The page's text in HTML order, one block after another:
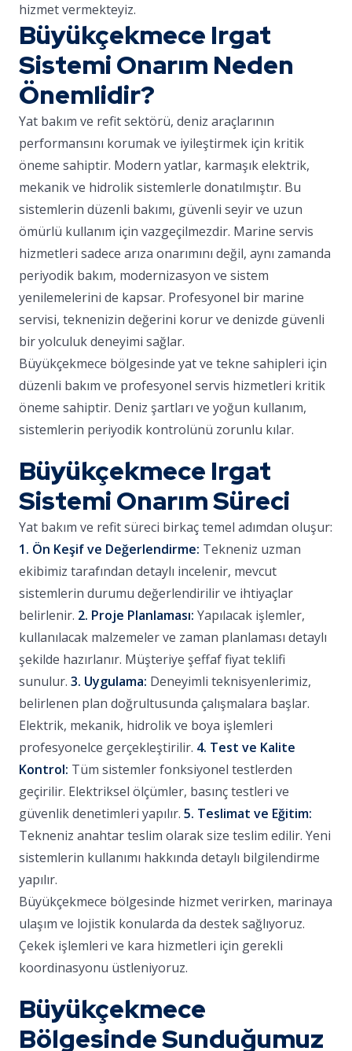
hizmet vermekteyiz.
Büyükçekmece Irgat
Sistemi Onarım Neden
Önemlidir?
Yat bakım ve refit sektörü, deniz araçlarının
performansını korumak ve iyileştirmek için kritik
öneme sahiptir. Modern yatlar, karmaşık elektrik,
mekanik ve hidrolik sistemlerle donatılmıştır. Bu
sistemlerin düzenli bakımı, güvenli seyir ve uzun
ömürlü kullanım için vazgeçilmezdir. Marine servis
hizmetleri sadece arıza onarımını değil, aynı zamanda
periyodik bakım, modernizasyon ve sistem
yenilemelerini de kapsar. Profesyonel bir marine
servisi, teknenizin değerini korur ve denizde güvenli
bir yolculuk deneyimi sağlar.
Büyükçekmece bölgesinde yat ve tekne sahipleri için
düzenli bakım ve profesyonel servis hizmetleri kritik
öneme sahiptir. Deniz şartları ve yoğun kullanım,
sistemlerin periyodik kontrolünü zorunlu kılar.
Büyükçekmece Irgat
Sistemi Onarım Süreci
Yat bakım ve refit süreci birkaç temel adımdan oluşur:
1. Ön Keşif ve Değerlendirme: Tekneniz uzman
ekibimiz tarafından detaylı incelenir, mevcut
sistemlerin durumu değerlendirilir ve ihtiyaçlar
belirlenir. 2. Proje Planlaması: Yapılacak işlemler,
kullanılacak malzemeler ve zaman planlaması detaylı
şekilde hazırlanır. Müşteriye şeffaf fiyat teklifi
sunulur. 3. Uygulama: Deneyimli teknisyenlerimiz,
belirlenen plan doğrultusunda çalışmalara başlar.
Elektrik, mekanik, hidrolik ve boya işlemleri
profesyonelce gerçekleştirilir. 4. Test ve Kalite
Kontrol: Tüm sistemler fonksiyonel testlerden
geçirilir. Elektriksel ölçümler, basınç testleri ve
güvenlik denetimleri yapılır. 5. Teslimat ve Eğitim:
Tekneniz anahtar teslim olarak size teslim edilir. Yeni
sistemlerin kullanımı hakkında detaylı bilgilendirme
yapılır.
Büyükçekmece bölgesinde hizmet verirken, marinaya
ulaşım ve lojistik konularda da destek sağlıyoruz.
Çekek işlemleri ve kara hizmetleri için gerekli
koordinasyonu üstleniyoruz.
Büyükçekmece
Bölgesinde Sunduğumuz